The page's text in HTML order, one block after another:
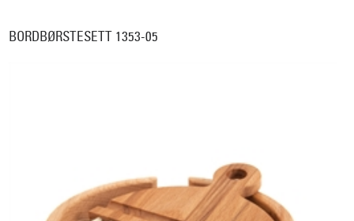
BORDBØRSTESETT 1353-05